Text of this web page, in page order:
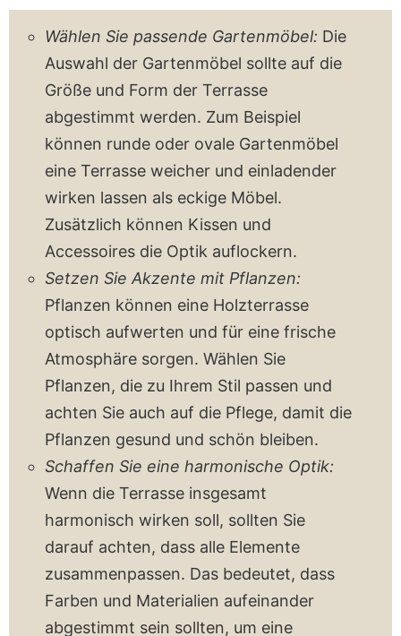
Wählen Sie passende Gartenmöbel: Die
Auswahl der Gartenmöbel sollte auf die
Größe und Form der Terrasse
abgestimmt werden. Zum Beispiel
können runde oder ovale Gartenmöbel
eine Terrasse weicher und einladender
wirken lassen als eckige Möbel.
Zusätzlich können Kissen und
Accessoires die Optik auflockern.
Setzen Sie Akzente mit Pflanzen:
Pflanzen können eine Holzterrasse
optisch aufwerten und für eine frische
Atmosphäre sorgen. Wählen Sie
Pflanzen, die zu Ihrem Stil passen und
achten Sie auch auf die Pflege, damit die
Pflanzen gesund und schön bleiben.
Schaffen Sie eine harmonische Optik:
Wenn die Terrasse insgesamt
harmonisch wirken soll, sollten Sie
darauf achten, dass alle Elemente
zusammenpassen. Das bedeutet, dass
Farben und Materialien aufeinander
abgestimmt sein sollten, um eine